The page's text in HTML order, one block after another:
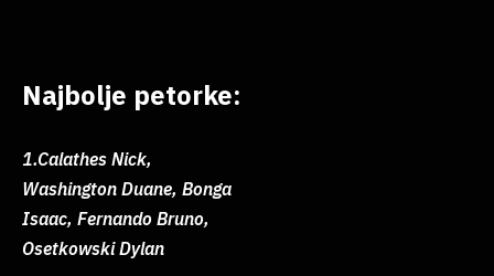
Najbolje petorke:
1.Calathes Nick,
Washington Duane, Bonga
Isaac, Fernando Bruno,
Osetkowski Dylan